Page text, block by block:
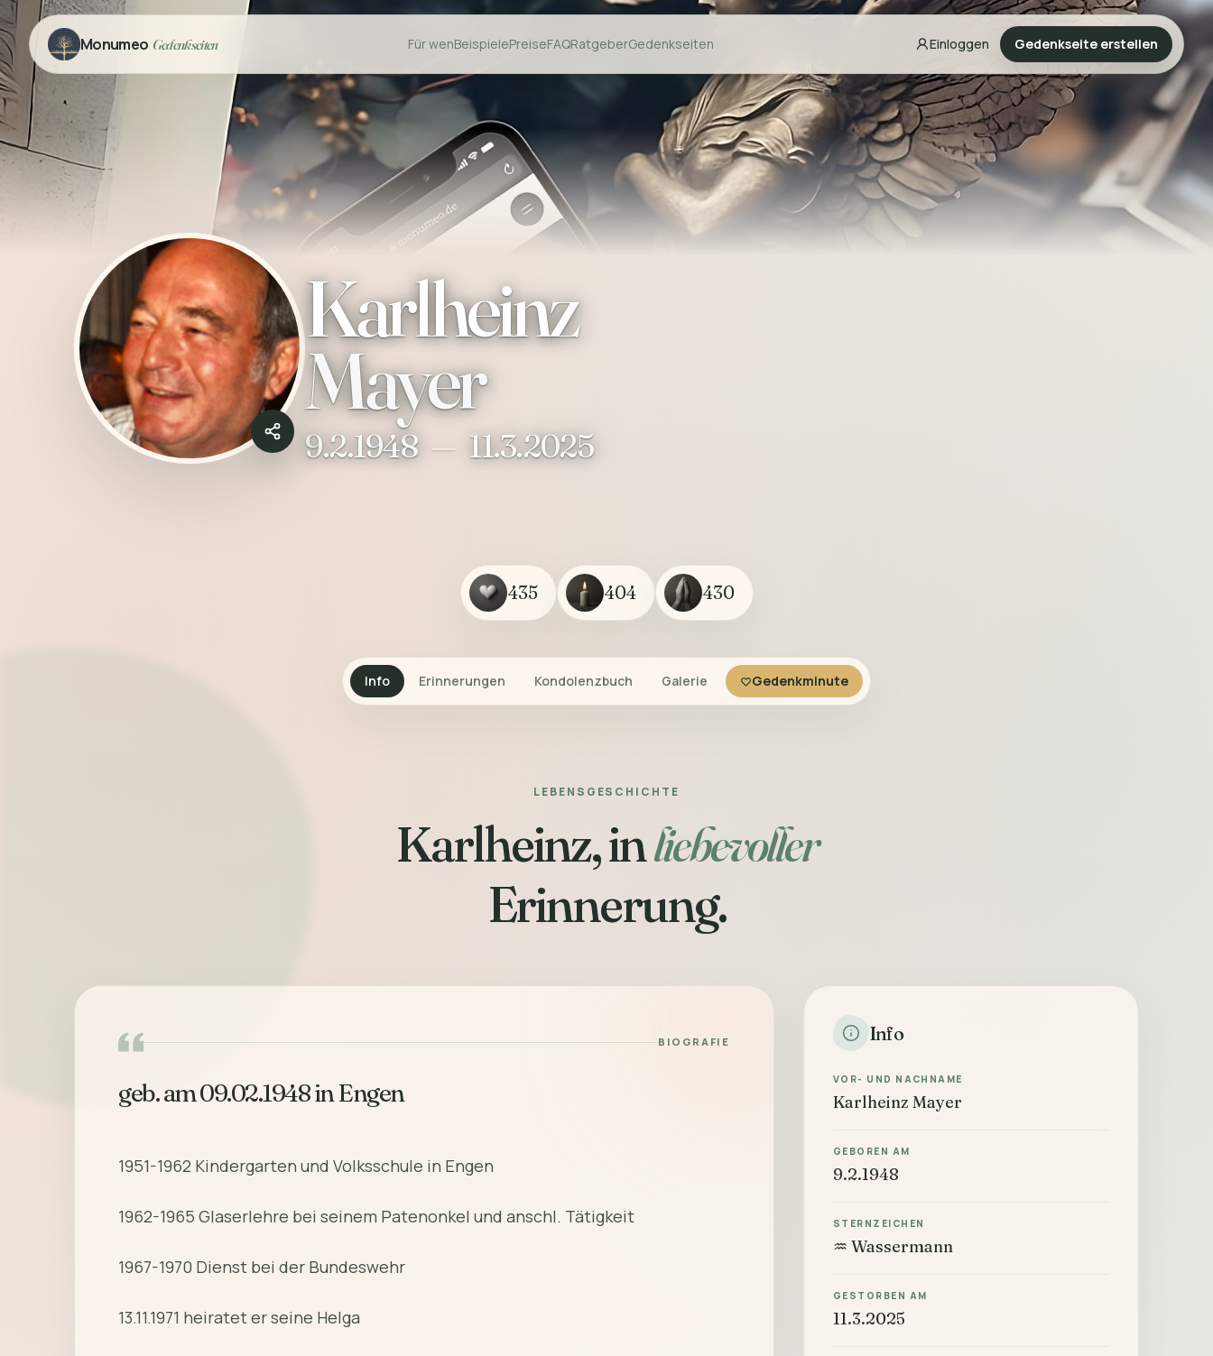
Monumeo Gedenkseiten Für wenBeispielePreiseFAQRatgeberGedenkseiten Einloggen Gedenkseite erstellen
Karlheinz
Mayer
9.2.1948 — 11.3.2025
435 404 430
Info Erinnerungen Kondolenzbuch Galerie Gedenkminute
LEBENSGESCHICHTE
Karlheinz, inliebevoller
Erinnerung.
BIOGRAFIE
geb. am 09.02.1948 in Engen
1951-1962 Kindergarten und Volksschule in Engen
1962-1965 Glaserlehre bei seinem Patenonkel und anschl. Tätigkeit
1967-1970 Dienst bei der Bundeswehr
13.11.1971 heiratet er seine Helga
Info
VOR- UND NACHNAME
Karlheinz Mayer
GEBOREN AM
9.2.1948
STERNZEICHEN
♒ Wassermann
GESTORBEN AM
11.3.2025